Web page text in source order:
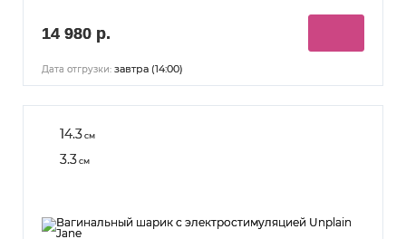
14 980 р.
Дата отгрузки: завтра (14:00)
14.3см
3.3см